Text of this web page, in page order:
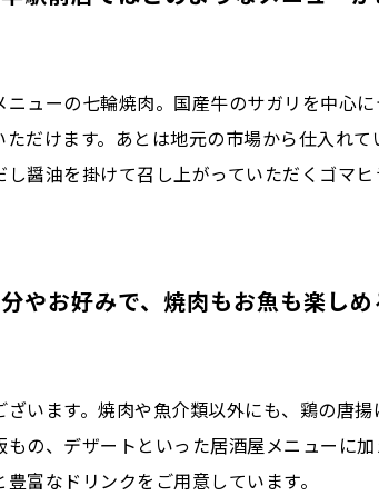
ニューの七輪焼肉。国産牛のサガリを中心
だけます。あとは地元の市場から仕入れ
醤油を掛けて召し上がっていただくゴマ
やお好みで、焼肉もお魚も楽し
ざいます。焼肉や魚介類以外にも、鶏の唐
の、デザートといった居酒屋メニューに
富なドリンクをご用意しています。